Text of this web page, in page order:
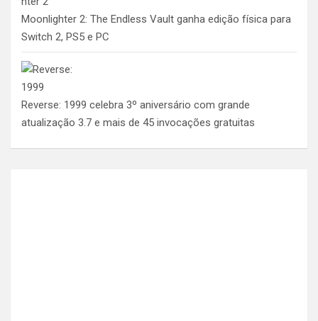
Moonlighter 2: The Endless Vault ganha edição física para
Switch 2, PS5 e PC
Reverse: 1999 celebra 3º aniversário com grande
atualização 3.7 e mais de 45 invocações gratuitas